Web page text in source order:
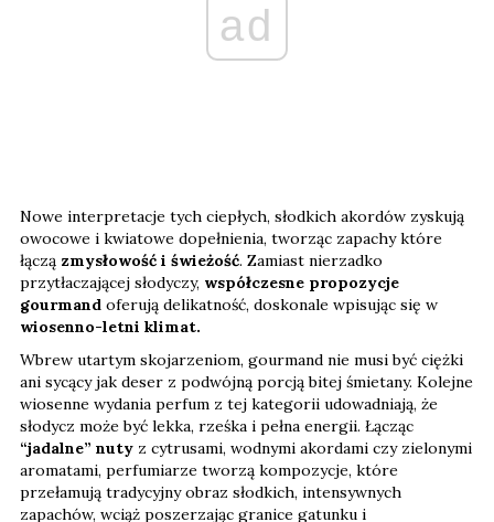
ad
Nowe interpretacje tych ciepłych, słodkich akordów zyskują
owocowe i kwiatowe dopełnienia, tworząc zapachy które
łączą zmysłowość i świeżość. Zamiast nierzadko
przytłaczającej słodyczy, współczesne propozycje
gourmand oferują delikatność, doskonale wpisując się w
wiosenno-letni klimat.
Wbrew utartym skojarzeniom, gourmand nie musi być ciężki
ani sycący jak deser z podwójną porcją bitej śmietany. Kolejne
wiosenne wydania perfum z tej kategorii udowadniają, że
słodycz może być lekka, rześka i pełna energii. Łącząc
“jadalne” nuty z cytrusami, wodnymi akordami czy zielonymi
aromatami, perfumiarze tworzą kompozycje, które
przełamują tradycyjny obraz słodkich, intensywnych
zapachów, wciąż poszerzając granice gatunku i